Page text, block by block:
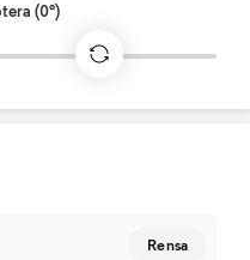
(0°)
Rensa